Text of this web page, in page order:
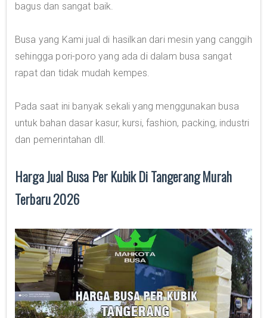
bagus dan sangat baik.
Busa yang Kami jual di hasilkan dari mesin yang canggih
sehingga pori-poro yang ada di dalam busa sangat
rapat dan tidak mudah kempes.
Pada saat ini banyak sekali yang menggunakan busa
untuk bahan dasar kasur, kursi, fashion, packing, industri
dan pemerintahan dll.
Harga Jual Busa Per Kubik Di Tangerang Murah
Terbaru 2026